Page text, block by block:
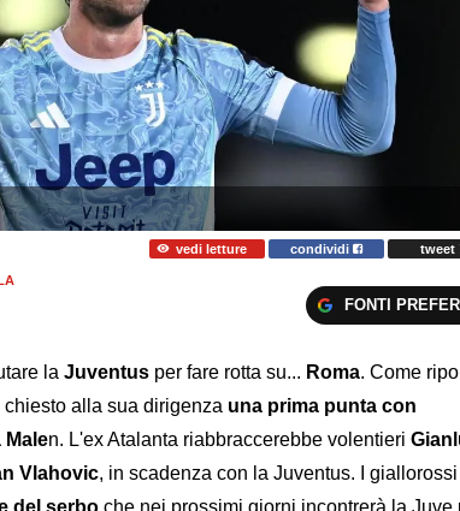
vedi letture condividi tweet
FONTI
la Juventus per fare rotta su... Roma. Come
alla sua dirigenza una prima punta con
n. L'ex Atalanta riabbraccerebbe volentieri
Vlahovic, in scadenza con la Juventus. I giallorossi